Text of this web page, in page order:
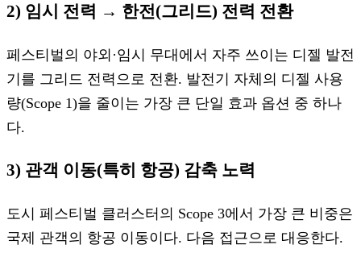
2) 임시 전력 → 한전(그리드) 전력 전환
페스티벌의 야외·임시 무대에서 자주 쓰이는 디젤 발전
기를 그리드 전력으로 전환. 발전기 자체의 디젤 사용
량(Scope 1)을 줄이는 가장 큰 단일 효과 옵션 중 하나
다.
3) 관객 이동(특히 항공) 감축 노력
도시 페스티벌 클러스터의 Scope 3에서 가장 큰 비중은
국제 관객의 항공 이동이다. 다음 접근으로 대응한다.